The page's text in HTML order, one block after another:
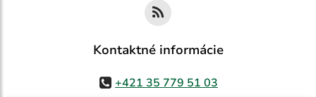
Kontaktné informácie
+421 35 779 51 03